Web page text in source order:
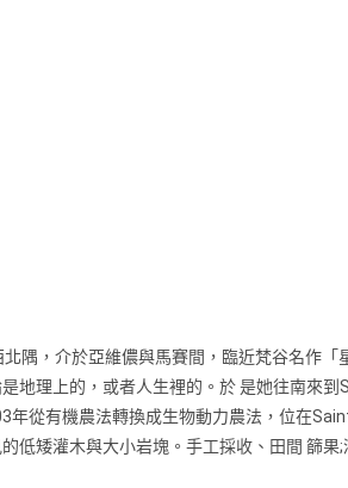
隅，介於亞維儂與馬賽間，臨近梵谷名作
地理上的，或者人生裡的。於 是她往南來
從有機農法轉換成生物動力農法，位在
矮灌木與大小岩塊。手工採收、田間 篩